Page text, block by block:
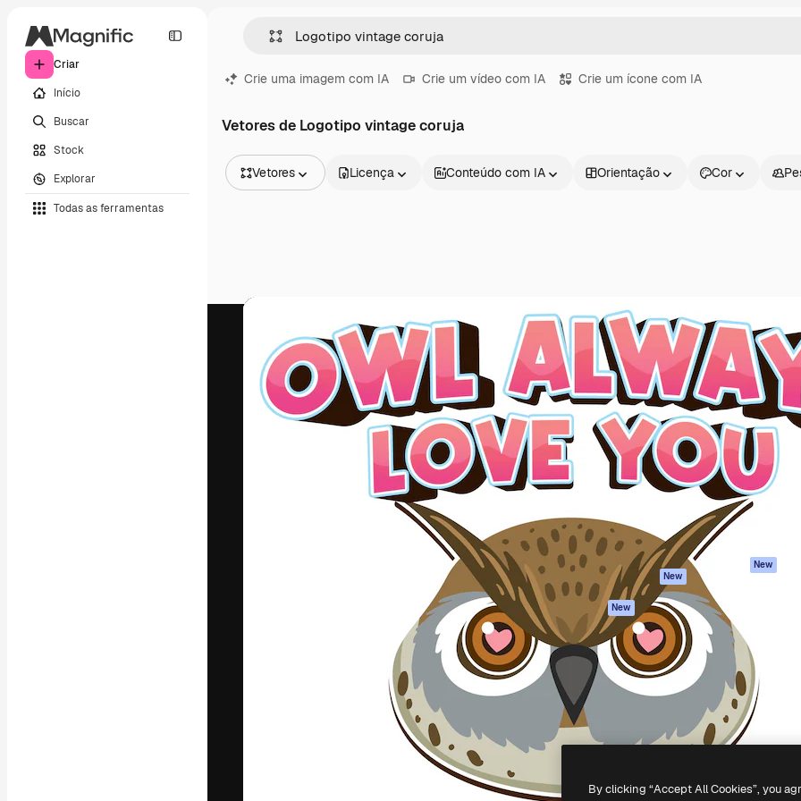
Criar
Início
Buscar
Stock
Explorar
Todas as ferramentas
Crie uma imagem com IA Crie um vídeo com IA Crie um ícone com IA
Vetores de Logotipo vintage coruja
Vetores
Vídeos
Animações
Modelos de vídeos
Ícones
Modelos 3D
Fontes
Licença Conteúdo com IA Orientação Cor
A plataforma criativa para você direcionar
seu melhor trabalho. Mais de 1 milhão de
assinantes entre criativos, empresas,
agências e estúdios.
Português
Produtos
Spaces
Assistente de IA
Gerador de
imagens
Texto para voz
Conteúdo de stock
MCP para
Claude/ChatGPT
New
Agentes New
API
App móvel
Todas as
ferramentas
Começar
Academy
Documentação
Atendimento
Termos e
condições
Política de
privacidade
New
Política de cookies
Central de
confiabilidade
Afiliados
Empresas
2026Freepik Company S.L.U. Todos os direitos reservados.
By clicking “Accept All Cookies”, you